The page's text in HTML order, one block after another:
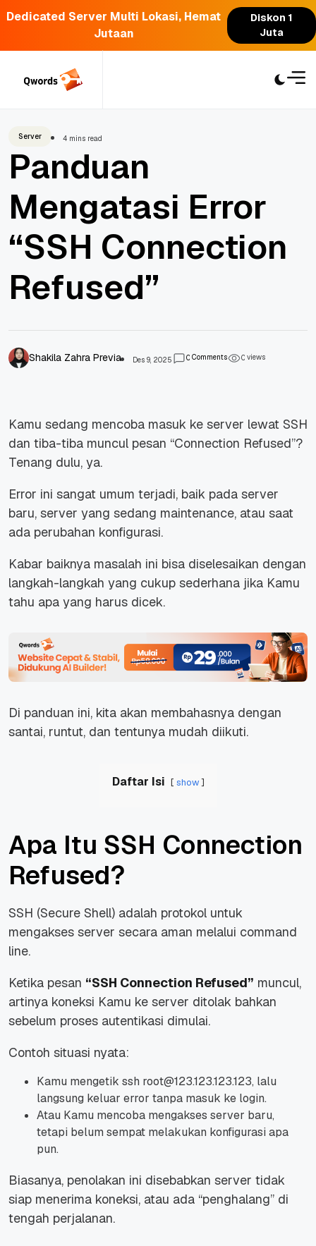
Dedicated Server Multi Lokasi, Hemat
Jutaan
Diskon 1
Juta
Server 4 mins read
Panduan
Mengatasi Error
“SSH Connection
Refused”
Shakila Zahra Previa Des 9, 2025 0Comments 0views
Kamu sedang mencoba masuk ke server lewat SSH
dan tiba-tiba muncul pesan “Connection Refused”?
Tenang dulu, ya.
Error ini sangat umum terjadi, baik pada server
baru, server yang sedang maintenance, atau saat
ada perubahan konfigurasi.
Kabar baiknya masalah ini bisa diselesaikan dengan
langkah-langkah yang cukup sederhana jika Kamu
tahu apa yang harus dicek.
Di panduan ini, kita akan membahasnya dengan
santai, runtut, dan tentunya mudah diikuti.
Daftar Isi show
Apa Itu SSH Connection
Refused?
SSH (Secure Shell) adalah protokol untuk
mengakses server secara aman melalui command
line.
Ketika pesan “SSH Connection Refused” muncul,
artinya koneksi Kamu ke server ditolak bahkan
sebelum proses autentikasi dimulai.
Contoh situasi nyata:
Kamu mengetik ssh root@123.123.123.123, lalu
langsung keluar error tanpa masuk ke login.
Atau Kamu mencoba mengakses server baru,
tetapi belum sempat melakukan konfigurasi apa
pun.
Biasanya, penolakan ini disebabkan server tidak
siap menerima koneksi, atau ada “penghalang” di
tengah perjalanan.